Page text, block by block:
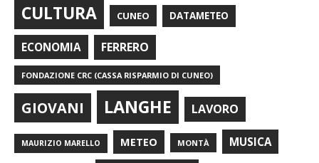
CULTURA CUNEO DATAMETEO
ECONOMIA FERRERO
FONDAZIONE CRC (CASSA RISPARMIO DI CUNEO)
GIOVANI LANGHE LAVORO
MAURIZIO MARELLO METEO MONTÀ MUSICA